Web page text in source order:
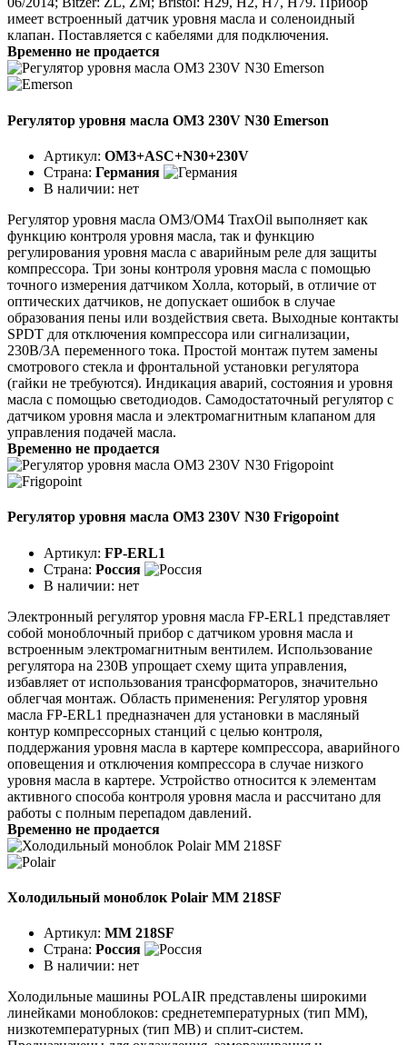
имеет встроенный датчик уровня масла и соленоидный
клапан. Поставляется с кабелями для подключения.
Временно не продается
Регулятор уровня масла OM3 230V N30 Emerson
Артикул: OM3+ASC+N30+230V
Страна: Германия
В наличии: нет
Регулятор уровня масла ОМ3/ОМ4 TraxOil выполняет как
функцию контроля уровня масла, так и функцию
регулирования уровня масла с аварийным реле для защиты
компрессора. Три зоны контроля уровня масла с помощью
точного измерения датчиком Холла, который, в отличие от
оптических датчиков, не допускает ошибок в случае
образования пены или воздействия света. Выходные контакты
SPDT для отключения компрессора или сигнализации,
230В/3А переменного тока. Простой монтаж путем замены
смотрового стекла и фронтальной установки регулятора
(гайки не требуются). Индикация аварий, состояния и уровня
масла с помощью светодиодов. Самодостаточный регулятор с
датчиком уровня масла и электромагнитным клапаном для
управления подачей масла.
Временно не продается
Регулятор уровня масла OM3 230V N30 Frigopoint
Артикул: FP-ERL1
Страна: Россия
В наличии: нет
Электронный регулятор уровня масла FP-ERL1 представляет
собой моноблочный прибор с датчиком уровня масла и
встроенным электромагнитным вентилем. Использование
регулятора на 230В упрощает схему щита управления,
избавляет от использования трансформаторов, значительно
облегчая монтаж. Область применения: Регулятор уровня
масла FP-ERL1 предназначен для установки в масляный
контур компрессорных станций с целью контроля,
поддержания уровня масла в картере компрессора, аварийного
оповещения и отключения компрессора в случае низкого
уровня масла в картере. Устройство относится к элементам
активного способа контроля уровня масла и рассчитано для
работы с полным перепадом давлений.
Временно не продается
Холодильный моноблок Polair MM 218SF
Артикул: MM 218SF
Страна: Россия
В наличии: нет
Холодильные машины POLAIR представлены широкими
линейками моноблоков: среднетемпературных (тип ММ),
низкотемпературных (тип МВ) и сплит-систем.